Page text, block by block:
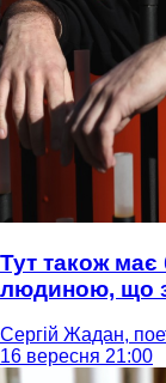
Тут також має
людиною, що
Сергій Жадан,
16 вересня 21:00